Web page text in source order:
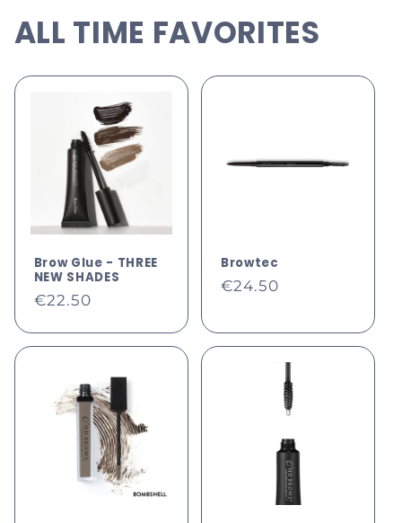
ALL TIME FAVORITES
Brow Glue - THREE
NEW SHADES
Normale
€22.50
Browtec
Normale
€24.50